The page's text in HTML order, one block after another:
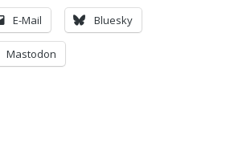
E-Mail Bluesky
Mastodon